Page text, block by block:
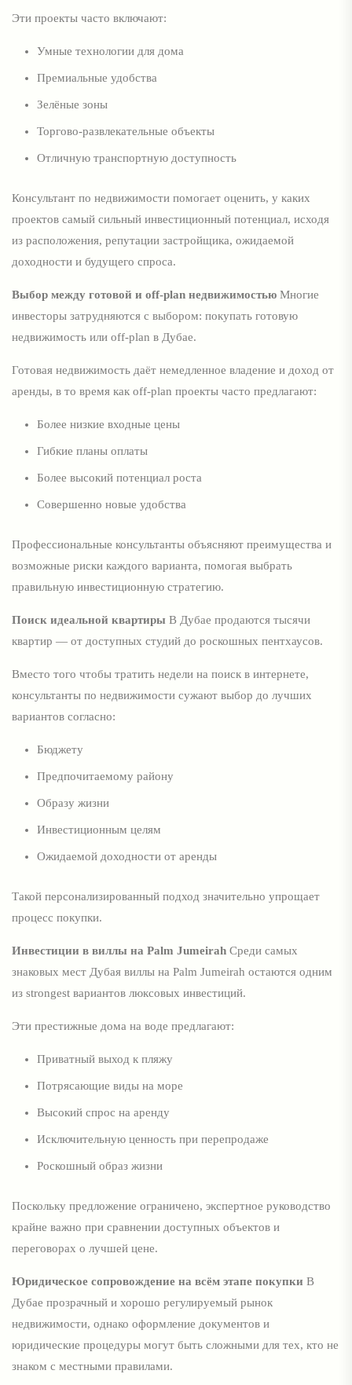
Эти проекты часто включают:
Умные технологии для дома
Премиальные удобства
Зелёные зоны
Торгово-развлекательные объекты
Отличную транспортную доступность
Консультант по недвижимости помогает оценить, у каких
проектов самый сильный инвестиционный потенциал, исходя
из расположения, репутации застройщика, ожидаемой
доходности и будущего спроса.
Выбор между готовой и off-plan недвижимостью Многие
инвесторы затрудняются с выбором: покупать готовую
недвижимость или off-plan в Дубае.
Готовая недвижимость даёт немедленное владение и доход от
аренды, в то время как off-plan проекты часто предлагают:
Более низкие входные цены
Гибкие планы оплаты
Более высокий потенциал роста
Совершенно новые удобства
Профессиональные консультанты объясняют преимущества и
возможные риски каждого варианта, помогая выбрать
правильную инвестиционную стратегию.
Поиск идеальной квартиры В Дубае продаются тысячи
квартир — от доступных студий до роскошных пентхаусов.
Вместо того чтобы тратить недели на поиск в интернете,
консультанты по недвижимости сужают выбор до лучших
вариантов согласно:
Бюджету
Предпочитаемому району
Образу жизни
Инвестиционным целям
Ожидаемой доходности от аренды
Такой персонализированный подход значительно упрощает
процесс покупки.
Инвестиции в виллы на Palm Jumeirah Среди самых
знаковых мест Дубая виллы на Palm Jumeirah остаются одним
из strongest вариантов люксовых инвестиций.
Эти престижные дома на воде предлагают:
Приватный выход к пляжу
Потрясающие виды на море
Высокий спрос на аренду
Исключительную ценность при перепродаже
Роскошный образ жизни
Поскольку предложение ограничено, экспертное руководство
крайне важно при сравнении доступных объектов и
переговорах о лучшей цене.
Юридическое сопровождение на всём этапе покупки В
Дубае прозрачный и хорошо регулируемый рынок
недвижимости, однако оформление документов и
юридические процедуры могут быть сложными для тех, кто не
знаком с местными правилами.